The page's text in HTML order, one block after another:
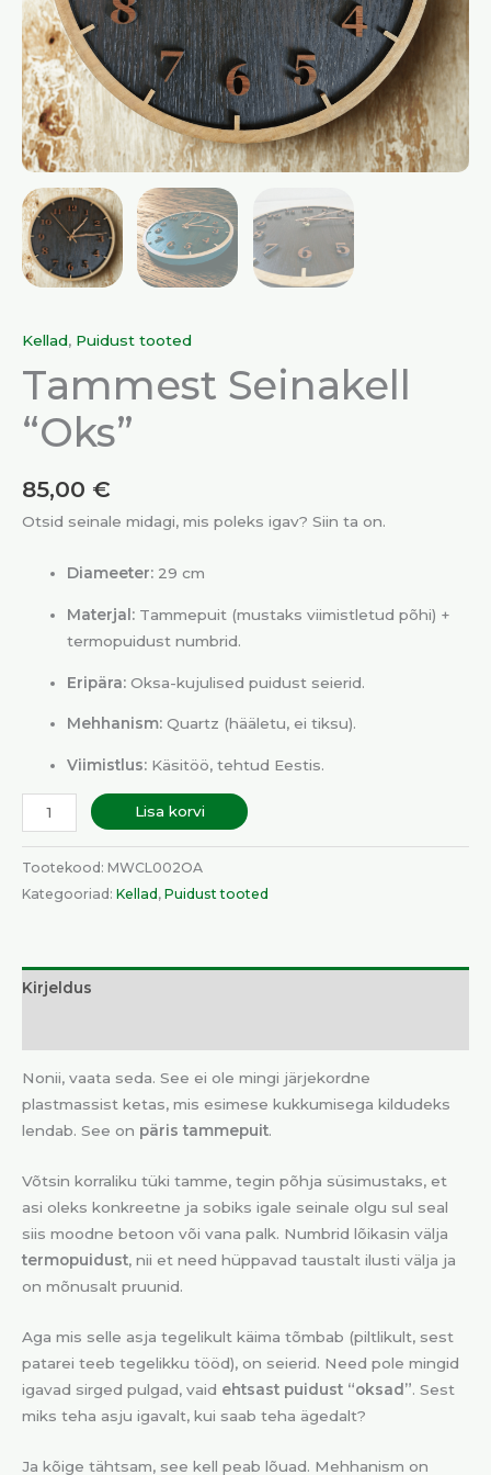
Kellad, Puidust tooted
Tammest Seinakell
“Oks”
85,00 €
Otsid seinale midagi, mis poleks igav? Siin ta on.
Diameeter: 29 cm
Materjal: Tammepuit (mustaks viimistletud põhi) +
termopuidust numbrid.
Eripära: Oksa-kujulised puidust seierid.
Mehhanism: Quartz (hääletu, ei tiksu).
Viimistlus: Käsitöö, tehtud Eestis.
Lisa korvi
Tootekood: MWCL002OA
Kategooriad: Kellad, Puidust tooted
Kirjeldus
Nonii, vaata seda. See ei ole mingi järjekordne
plastmassist ketas, mis esimese kukkumisega kildudeks
lendab. See on päris tammepuit.
Võtsin korraliku tüki tamme, tegin põhja süsimustaks, et
asi oleks konkreetne ja sobiks igale seinale olgu sul seal
siis moodne betoon või vana palk. Numbrid lõikasin välja
termopuidust, nii et need hüppavad taustalt ilusti välja ja
on mõnusalt pruunid.
Aga mis selle asja tegelikult käima tõmbab (piltlikult, sest
patarei teeb tegelikku tööd), on seierid. Need pole mingid
igavad sirged pulgad, vaid ehtsast puidust “oksad”. Sest
miks teha asju igavalt, kui saab teha ägedalt?
Ja kõige tähtsam, see kell peab lõuad. Mehhanism on